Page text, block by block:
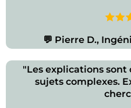
💬 Pierre D.,
"Les explications
sujets complexes.